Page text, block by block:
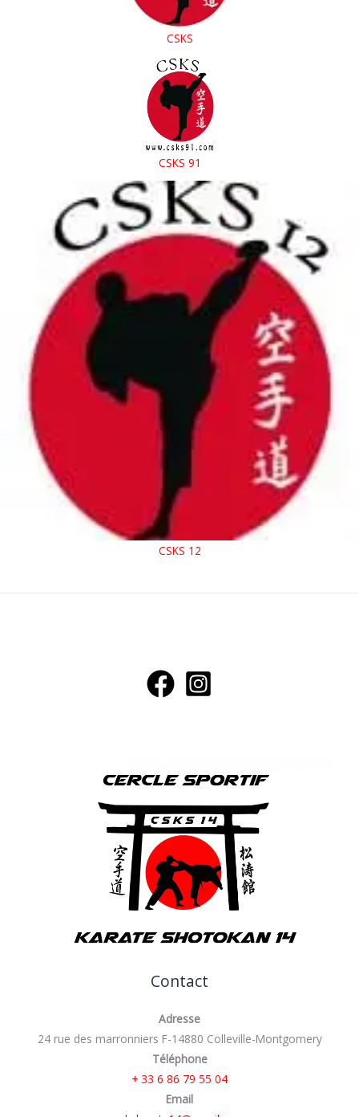
CSKS
CSKS 91
CSKS 12
Contact
Adresse
24 rue des marronniers F-14880 Colleville-Montgomery
Téléphone
+ 33 6 86 79 55 04
Email